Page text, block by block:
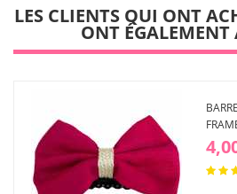
LES CLIENTS QUI ONT
ONT ÉGALEMENT